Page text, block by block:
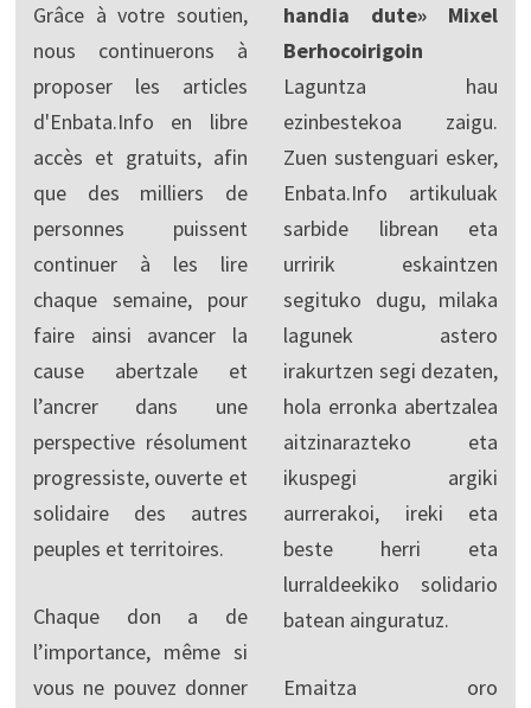
Grâce à votre soutien,
nous continuerons à
proposer les articles
d'Enbata.Info en libre
accès et gratuits, afin
que des milliers de
personnes puissent
continuer à les lire
chaque semaine, pour
faire ainsi avancer la
cause abertzale et
l’ancrer dans une
perspective résolument
progressiste, ouverte et
solidaire des autres
peuples et territoires.
Chaque don a de
l’importance, même si
vous ne pouvez donner
handia dute» Mixel
Berhocoirigoin
Laguntza hau
ezinbestekoa zaigu.
Zuen sustenguari esker,
Enbata.Info artikuluak
sarbide librean eta
urririk eskaintzen
segituko dugu, milaka
lagunek astero
irakurtzen segi dezaten,
hola erronka abertzalea
aitzinarazteko eta
ikuspegi argiki
aurrerakoi, ireki eta
beste herri eta
lurraldeekiko solidario
batean ainguratuz.
Emaitza oro